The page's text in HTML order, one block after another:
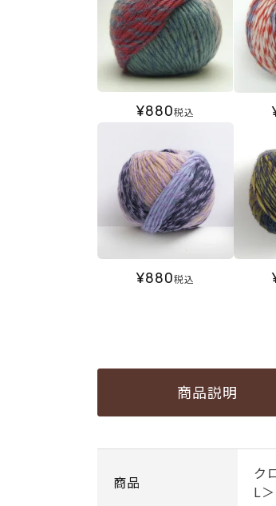
¥880税込
¥880税込
商品説明
商品
ク
L